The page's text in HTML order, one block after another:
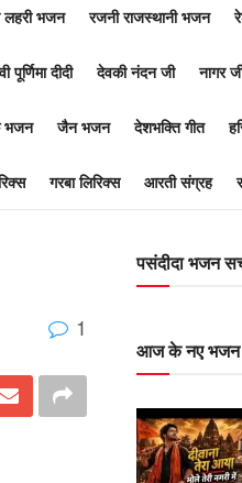
लहरी भजन रजनी राजस्थानी भजन
पूर्णिमा दीदी देवकी नंदन जी नागर
भजन जैन भजन देशभक्ति गीत
गरबा लिरिक्स आरती संग्रह
1
पसंदीदा भजन
आज के नए भजन